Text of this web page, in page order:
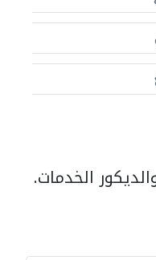
الخدمات.